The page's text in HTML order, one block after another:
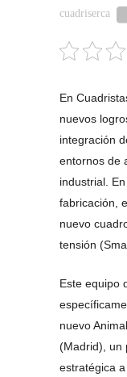
cuadriserca
En
nuevos
integración
entornos de
industrial.
fabricación,
nuevo
tensión
Este equipo
nuevo
(Madrid), un
estratégica